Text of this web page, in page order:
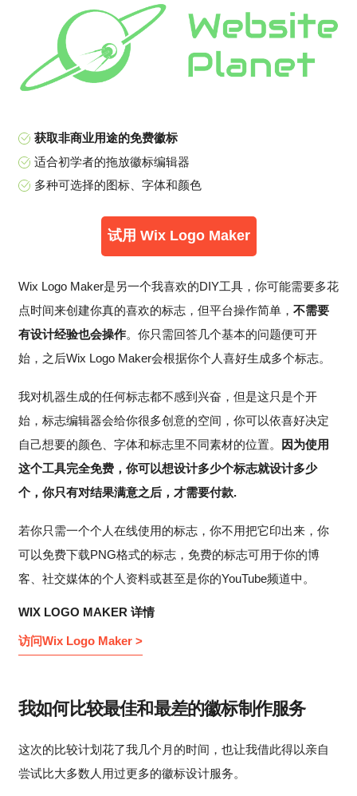
获取非商业用途的免费徽标
适合初学者的拖放徽标编辑器
多种可选择的图标、字体和颜色
试用 Wix Logo Maker
Wix Logo Maker是另一个我喜欢的DIY工具，你可能需要多花
点时间来创建你真的喜欢的标志，但平台操作简单， 不需要
有设计经验也会操作。你只需回答几个基本的问题便可开
始，之后Wix Logo Maker会根据你个人喜好生成多个标志。
我对机器生成的任何标志都不感到兴奋，但是这只是个开
始，标志编辑器会给你很多创意的空间，你可以依喜好决定
自己想要的颜色、字体和标志里不同素材的位置。
因为使用
这个工具完全免费，你可以想设计多少个标志就设计多少
个，你只有对结果满意之后，才需要付款.
若你只需一个个人在线使用的标志，你不用把它印出来，你
可以免费下载PNG格式的标志，免费的标志可用于你的博
客、社交媒体的个人资料或甚至是你的YouTube频道中。
WIX LOGO MAKER 详情
访问Wix Logo Maker >
我如何比较最佳和最差的徽标制作服务
这次的比较计划花了我几个月的时间，也让我借此得以亲自
尝试比大多数人用过更多的徽标设计服务。